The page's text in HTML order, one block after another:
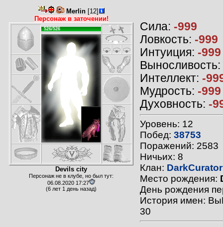
Merlin[12]
Персонаж в заточении!
526/526
Devils city
Персонаж не в клубе, но был тут:
06.08.2020 17:27
(6 лет 1 день назад)
Сила: -999
Ловкость: -999
Интуиция: -999
Выносливость:
Интеллект: -
Мудрость: -999
Духовность: -
Уровень: 12
Побед: 38753
Поражений: 2583
Ничьих: 8
Клан:
Место рождения:
День рождения
История имен:
30